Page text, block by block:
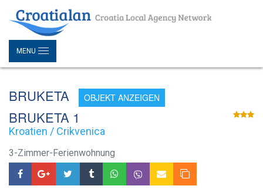
MENU
BRUKETA OBJEKT ANZEIGEN
BRUKETA 1
Kroatien / Crikvenica
3-Zimmer-Ferienwohnung